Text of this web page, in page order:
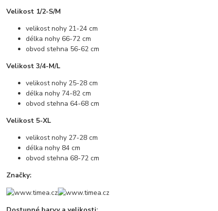
Velikost 1/2-S/M
velikost nohy 21-24 cm
délka nohy 66-72 cm
obvod stehna 56-62 cm
Velikost 3/4-M/L
velikost nohy 25-28 cm
délka nohy 74-82 cm
obvod stehna 64-68 cm
Velikost 5-XL
velikost nohy 27-28 cm
délka nohy 84 cm
obvod stehna 68-72 cm
Značky: